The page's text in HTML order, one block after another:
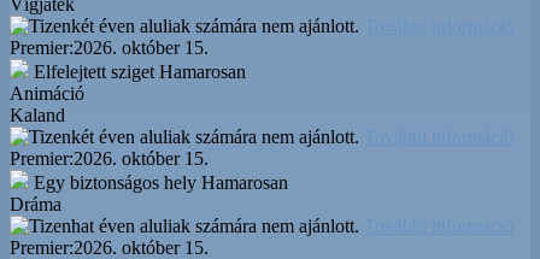
Vígjáték
Premier:2026. október 15.
Elfelejtett sziget Hamarosan
Animáció
Kaland
További információ
Premier:2026. október 15.
Egy biztonságos hely Hamarosan
Dráma
További információ
Premier:2026. október 15.